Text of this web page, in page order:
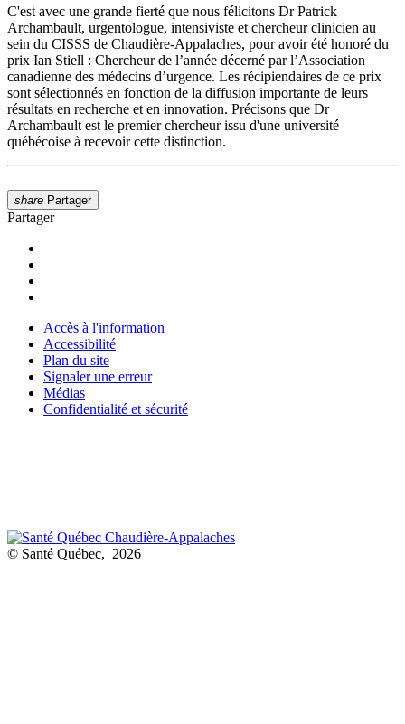
C'est avec une grande fierté que nous félicitons Dr Patrick
Archambault, urgentologue, intensiviste et chercheur clinicien au
sein du CISSS de Chaudière-Appalaches, pour avoir été honoré du
prix Ian Stiell : Chercheur de l’année décerné par l’Association
canadienne des médecins d’urgence. Les récipiendaires de ce prix
sont sélectionnés en fonction de la diffusion importante de leurs
résultats en recherche et en innovation. Précisons que Dr
Archambault est le premier chercheur issu d'une université
québécoise à recevoir cette distinction.
share Partager
Partager
Accès à l'information
Accessibilité
Plan du site
Signaler une erreur
Médias
Confidentialité et sécurité
© Santé Québec, 2026